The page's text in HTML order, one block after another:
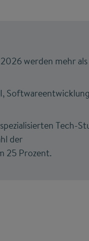
werden mehr
Tech-
der
25 Prozent.